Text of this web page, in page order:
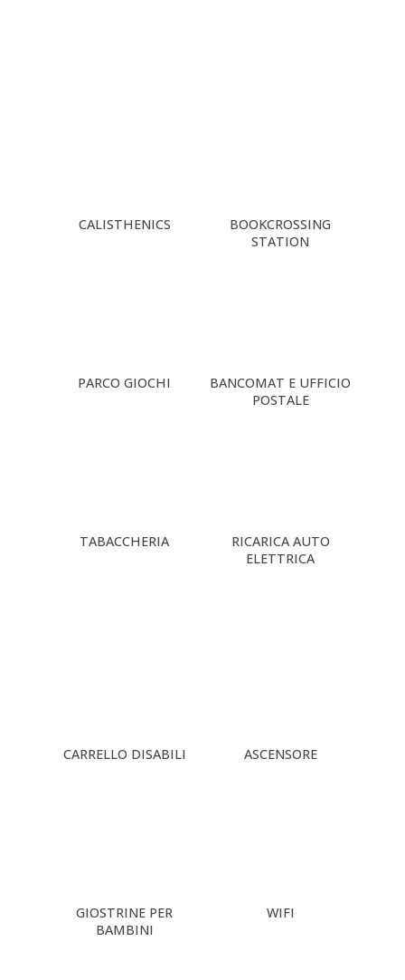
CALISTHENICS
BOOKCROSSING
STATION
PARCO GIOCHI
BANCOMAT E UFFICIO
POSTALE
TABACCHERIA
RICARICA AUTO
ELETTRICA
CARRELLO DISABILI ASCENSORE
GIOSTRINE PER
BAMBINI
WIFI